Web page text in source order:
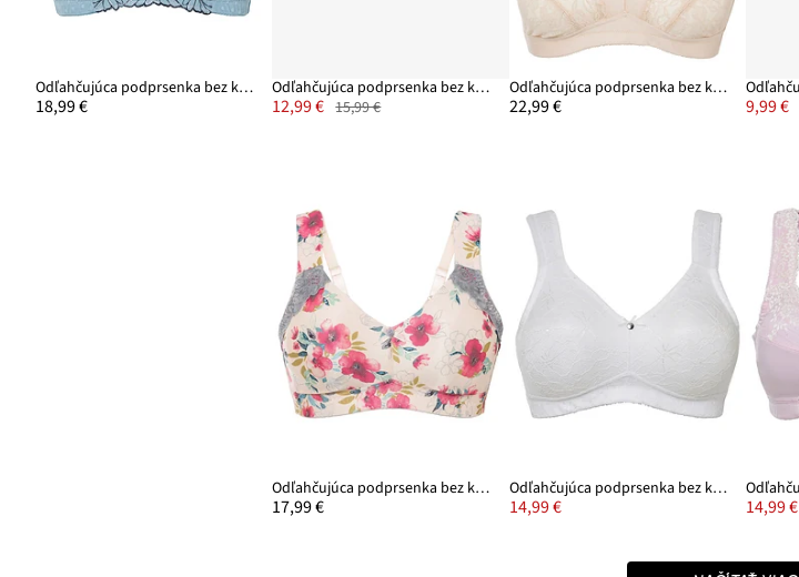
Odľahčujúca podprsenka bez kostíc s vystuženými ramienkami
18,99 €
Odľahčujúca podprsenka bez kostíc, vystužené ramienka
12,99 € 15,99 €
Odľahčujúca podprsenka bez kostíc s vystuženými ramienkami (2 ks)
22,99 € 9,99 €
Odľahčujúca podprsenka bez kostíc, vystužené ramienka
17,99 €
Odľahčujúca podprsenka bez kostíc, s vystuženými ramienkami
14,99 € 14,99 €